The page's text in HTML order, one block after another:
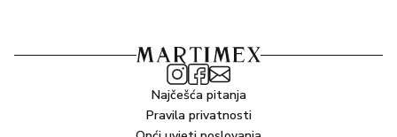
Najčešća pitanja
Pravila privatnosti